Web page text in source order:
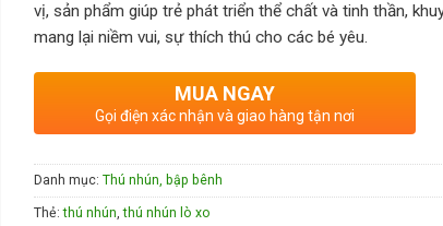
vị, sản phẩm giúp trẻ phát triển thể chất và tinh thần,
mang lại niềm vui, sự thích thú cho các bé yêu.
MUA NGAY
Gọi điện xác nhận và giao hàng tận nơi
Danh mục: Thú nhún, bập bênh
Thẻ:thú nhún,thú nhún lò xo